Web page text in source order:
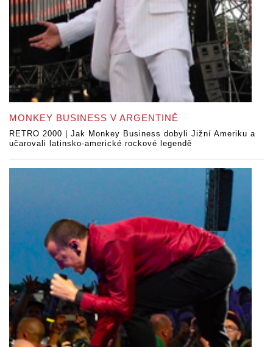
MONKEY BUSINESS V ARGENTINĚ
RETRO 2000 | Jak Monkey Business dobyli Jižní Ameriku a
učarovali latinsko-americké rockové legendě